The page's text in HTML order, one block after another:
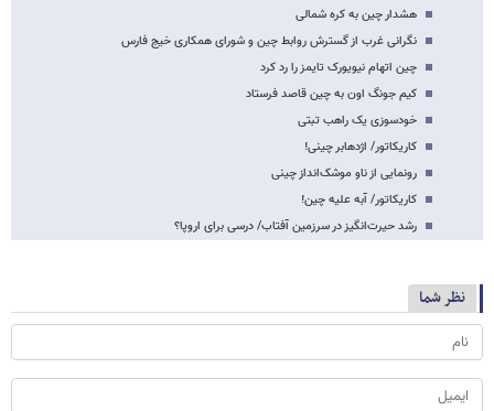
هشدار چین به کره شمالی
نگرانی غرب از گسترش روابط چین و شورای همکاری خیج فارس
چین اتهام نیویورک تایمز را رد کرد
کیم جونگ اون به چین قاصد فرستاد
خودسوزی یک راهب تبتی
کاریکاتور/ اژدهابر چینی!
رونمایی از ناو موشک‌انداز چینی
کاریکاتور/ آبه علیه چین!
رشد حیرت‌انگیز در سرزمین آفتاب/ درسی برای اروپا؟
نظر شما